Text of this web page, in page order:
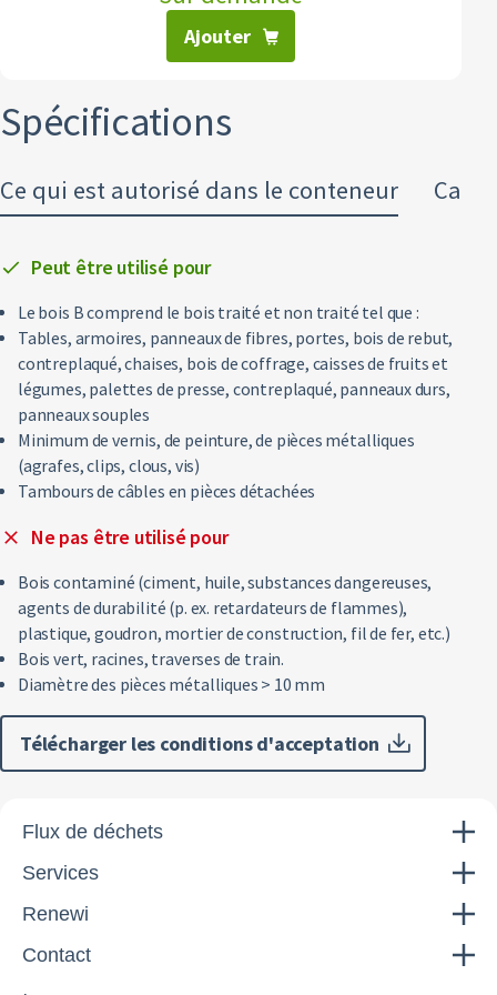
Tous les types de déchets
Ajouter
Spécifications
Ce qui est autorisé dans le conteneur
Peut être utilisé pour
Le bois B comprend le bois traité et non traité tel que :
Tables, armoires, panneaux de fibres, portes, bois de rebut,
contreplaqué, chaises, bois de coffrage, caisses de fruits et
légumes, palettes de presse, contreplaqué, panneaux durs,
panneaux souples
Minimum de vernis, de peinture, de pièces métalliques
(agrafes, clips, clous, vis)
Tambours de câbles en pièces détachées
Ne pas être utilisé pour
Bois contaminé (ciment, huile, substances dangereuses,
agents de durabilité (p. ex. retardateurs de flammes),
plastique, goudron, mortier de construction, fil de fer, etc.)
Bois vert, racines, traverses de train.
Diamètre des pièces métalliques > 10 mm
Télécharger les conditions d'acceptation
Flux de déchets
Services
Renewi
Contact